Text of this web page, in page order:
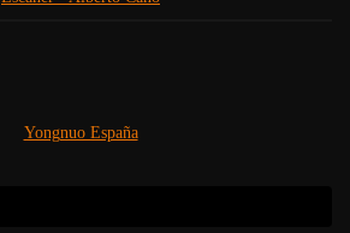
Yongnuo España